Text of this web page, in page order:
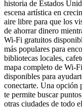
historia de Estados
escena artística en
aire libre para que los
de ahorrar dinero
Wi-Fi gratuitos
más populares para
bibliotecas locales,
mapa completo de Wi-
disponibles para
conectarte. Una
te permite buscar
otras ciudades de todo